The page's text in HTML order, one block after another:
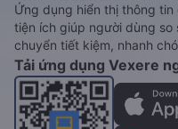
Ứng dụng hiển thị thông
tiện ích giúp người dùng so
chuyển tiết kiệm, nhanh
Tải ứng dụng Vexere